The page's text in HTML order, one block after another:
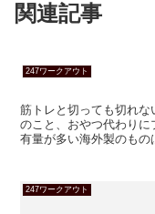
関連記事
247ワークアウト
筋トレと切っても切れ
のこと、おやつ代わり
有量が多い海外製のもの
247ワークアウト